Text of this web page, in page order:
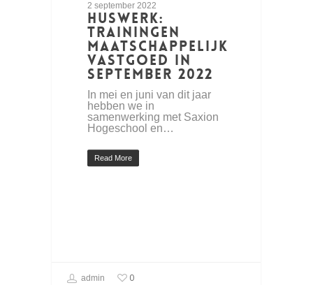
2 september 2022
Huswerk:
trainingen
maatschappelijk
vastgoed in
september 2022
In mei en juni van dit jaar
hebben we in
samenwerking met Saxion
Hogeschool en…
Read More
admin 0